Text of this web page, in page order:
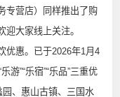
专营店）同样推出了购
大家线上关注。
惠。已于2026年1月4
游”“乐宿”“乐品”三重优
园、惠山古镇、三国水